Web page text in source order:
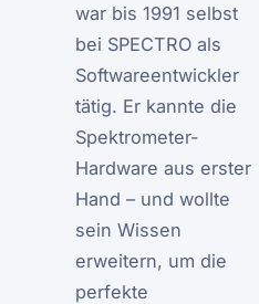
war bis 1991 selbst
bei SPECTRO als
Softwareentwickler
tätig. Er kannte die
Spektrometer-
Hardware aus erster
Hand – und wollte
sein Wissen
erweitern, um die
perfekte